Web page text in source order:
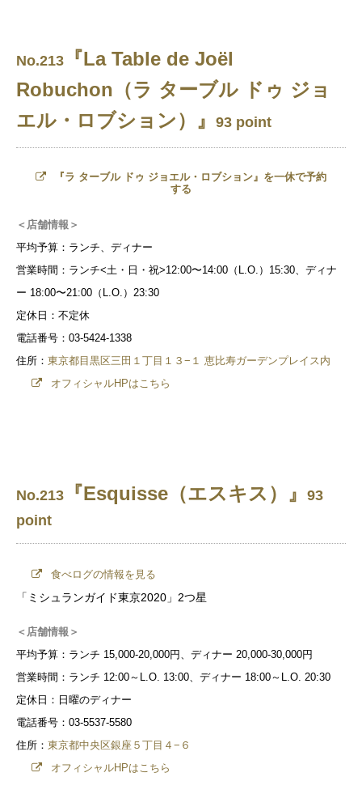
No.213
『La Table de Joël
Robuchon（ラ ターブル ドゥ ジョ
エル・ロブション）』
93 point
『ラ ターブル ドゥ ジョエル・ロブション』を一休で予約
する
＜店舗情報＞
平均予算：ランチ、ディナー
営業時間：ランチ<土・日・祝>12:00〜14:00（L.O.）15:30、ディナ
ー 18:00〜21:00（L.O.）23:30
定休日：不定休
電話番号：03-5424-1338
住所： 東京都目黒区三田１丁目１３−１ 恵比寿ガーデンプレイス内
オフィシャルHPはこちら
No.213 『Esquisse（エスキス）』
93
point
食べログの情報を見る
「ミシュランガイド東京2020」2つ星
＜店舗情報＞
平均予算：ランチ 15,000-20,000円、ディナー 20,000-30,000円
営業時間：ランチ 12:00～L.O. 13:00、ディナー 18:00～L.O. 20:30
定休日：日曜のディナー
電話番号：03-5537-5580
住所： 東京都中央区銀座５丁目４−６
オフィシャルHPはこちら